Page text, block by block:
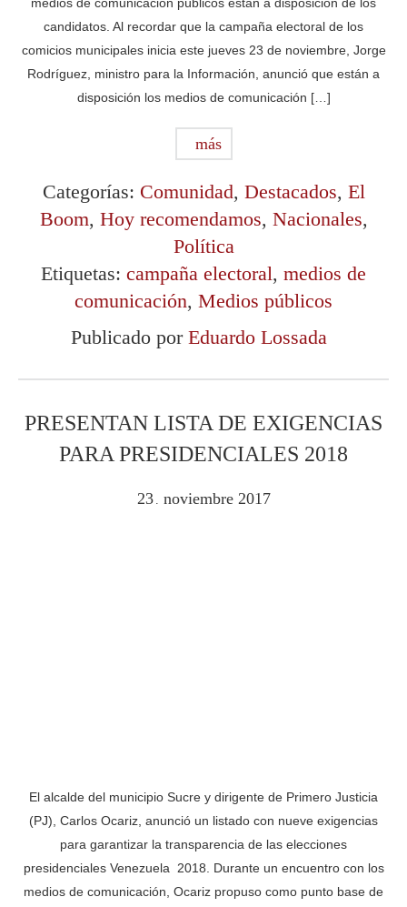
medios de comunicación públicos están a disposición de los
candidatos. Al recordar que la campaña electoral de los
comicios municipales inicia este jueves 23 de noviembre, Jorge
Rodríguez, ministro para la Información, anunció que están a
disposición los medios de comunicación […]
más
Categorías: Comunidad, Destacados, El
Boom, Hoy recomendamos, Nacionales,
Política
Etiquetas: campaña electoral, medios de
comunicación, Medios públicos
Publicado por Eduardo Lossada
PRESENTAN LISTA DE EXIGENCIAS
PARA PRESIDENCIALES 2018
23 . noviembre 2017
El alcalde del municipio Sucre y dirigente de Primero Justicia
(PJ), Carlos Ocariz, anunció un listado con nueve exigencias
para garantizar la transparencia de las elecciones
presidenciales Venezuela 2018. Durante un encuentro con los
medios de comunicación, Ocariz propuso como punto base de